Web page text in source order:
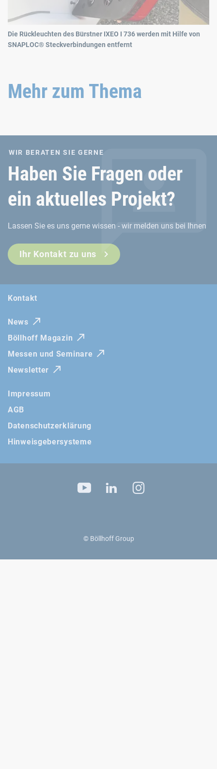
Die Rückleuchten des Bürstner IXEO I 736 werden mit Hilfe von
SNAPLOC® Steckverbindungen entfernt
Mehr zum Thema
WIR BERATEN SIE GERNE
Haben Sie Fragen oder
ein aktuelles Projekt?
Lassen Sie es uns gerne wissen - wir melden uns bei Ihnen
Ihr Kontakt zu uns
Kontakt
News
Böllhoff Magazin
Messen und Seminare
Newsletter
Impressum
AGB
Datenschutzerklärung
Hinweisgebersysteme
Besuchen sie uns auf
YouTubeLinkedInInstagram
© Böllhoff Group